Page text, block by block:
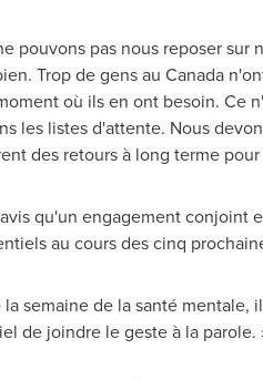
pouvons pas nous reposer sur
Trop de gens au Canada
où ils en ont besoin. Ce
les listes d'attente. Nous
des retours à long terme
qu'un engagement
au cours des cinq
semaine de la santé mentale,
de joindre le geste à la parole.